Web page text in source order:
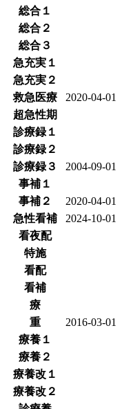
総合１
総合２
総合３
急充実１
急充実２
救急医療
2020-04-01
超急性期
診療録１
診療録２
診療録３
2004-09-01
事補１
事補２
2020-04-01
急性看補
2024-10-01
看夜配
特施
看配
看補
療
重
2016-03-01
療養１
療養２
療養改１
療養改２